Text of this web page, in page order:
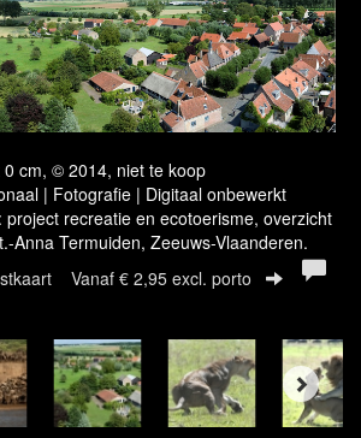
0 cm, © 2014, niet te koop
| Fotografie | Digitaal onbewerkt
recreatie en ecotoerisme, overzicht
Anna Termuiden, Zeeuws-Vlaanderen.
Vanaf € 2,95 excl. porto